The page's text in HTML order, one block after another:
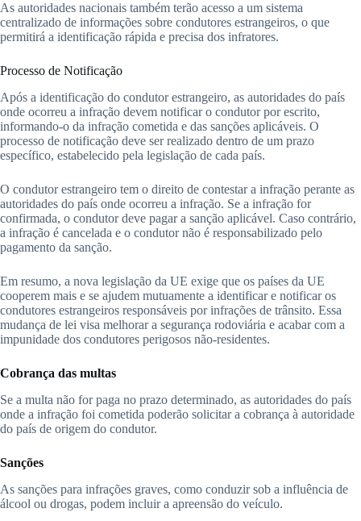
As autoridades nacionais também terão acesso a um sistema
centralizado de informações sobre condutores estrangeiros, o que
permitirá a identificação rápida e precisa dos infratores.
Processo de Notificação
Após a identificação do condutor estrangeiro, as autoridades do país
onde ocorreu a infração devem notificar o condutor por escrito,
informando-o da infração cometida e das sanções aplicáveis. O
processo de notificação deve ser realizado dentro de um prazo
específico, estabelecido pela legislação de cada país.
O condutor estrangeiro tem o direito de contestar a infração perante as
autoridades do país onde ocorreu a infração. Se a infração for
confirmada, o condutor deve pagar a sanção aplicável. Caso contrário,
a infração é cancelada e o condutor não é responsabilizado pelo
pagamento da sanção.
Em resumo, a nova legislação da UE exige que os países da UE
cooperem mais e se ajudem mutuamente a identificar e notificar os
condutores estrangeiros responsáveis por infrações de trânsito. Essa
mudança de lei visa melhorar a segurança rodoviária e acabar com a
impunidade dos condutores perigosos não-residentes.
Cobrança das multas
Se a multa não for paga no prazo determinado, as autoridades do país
onde a infração foi cometida poderão solicitar a cobrança à autoridade
do país de origem do condutor.
Sanções
As sanções para infrações graves, como conduzir sob a influência de
álcool ou drogas, podem incluir a apreensão do veículo.